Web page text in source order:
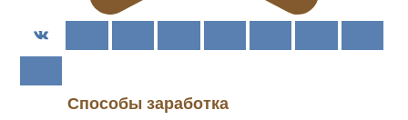
Способы заработка